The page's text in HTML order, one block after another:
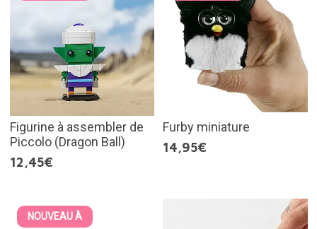
Figurine à assembler de
Piccolo (Dragon Ball)
12,45€
Furby miniature
14,95€
NOUVEAU À